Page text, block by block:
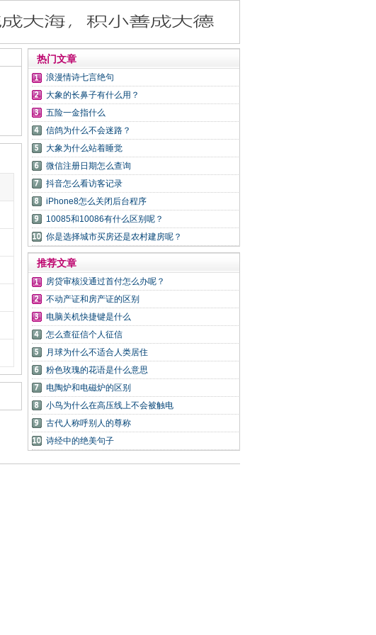
热门文章
浪漫情诗七言绝句
大象的长鼻子有什么用？
五险一金指什么
信鸽为什么不会迷路？
大象为什么站着睡觉
微信注册日期怎么查询
抖音怎么看访客记录
iPhone8怎么关闭后台程序
10085和10086有什么区别呢？
你是选择城市买房还是农村建房呢？
推荐文章
房贷审核没通过首付怎么办呢？
不动产证和房产证的区别
电脑关机快捷键是什么
怎么查征信个人征信
月球为什么不适合人类居住
粉色玫瑰的花语是什么意思
电陶炉和电磁炉的区别
小鸟为什么在高压线上不会被触电
古代人称呼别人的尊称
诗经中的绝美句子